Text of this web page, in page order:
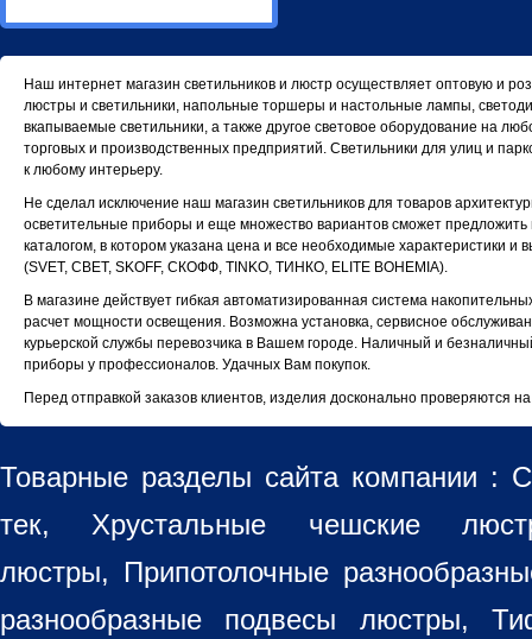
Наш интернет магазин светильников и люстр осуществляет оптовую и
люстры и светильники, напольные торшеры и настольные лампы,
вкапываемые светильники, а также другое световое оборудование на
торговых и производственных предприятий. Светильники для улиц и
к любому интерьеру.
Не сделал исключение наш магазин светильников для товаров
осветительные приборы и еще множество вариантов сможет
каталогом, в котором указана цена и все необходимые характеристики
(SVET, СВЕТ, SKOFF, СКОФФ, TINKO, ТИНКО, ELITE BOHEMIA).
В магазине действует гибкая автоматизированная система
расчет мощности освещения. Возможна установка, сервисное
курьерской службы перевозчика в Вашем городе. Наличный и
приборы у профессионалов. Удачных Вам покупок.
Перед отправкой заказов клиентов, изделия досконально проверяются
Товарные разделы сайта компании :
тек, Хрустальные чешские
люстры, Припотолочные
разнообразные подвесы люстры,